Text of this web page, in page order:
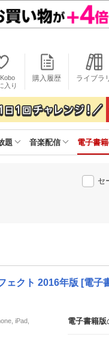
入り
購入履歴 ライブラ
題 音楽配信 電子書
セ
ェクト 2016年版 [電子
iPad,
電子書籍版